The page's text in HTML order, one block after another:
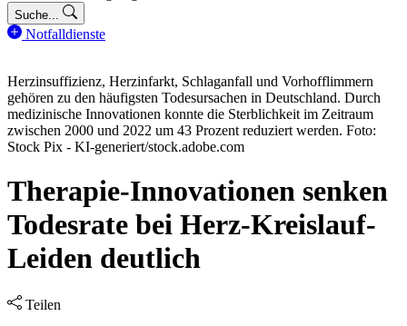
Suche...
Notfalldienste
Herzinsuffizienz, Herzinfarkt, Schlaganfall und Vorhofflimmern
gehören zu den häufigsten Todesursachen in Deutschland. Durch
medizinische Innovationen konnte die Sterblichkeit im Zeitraum
zwischen 2000 und 2022 um 43 Prozent reduziert werden. Foto:
Stock Pix - KI-generiert/stock.adobe.com
Therapie-Innovationen senken
Todesrate bei Herz-Kreislauf-
Leiden deutlich
Teilen